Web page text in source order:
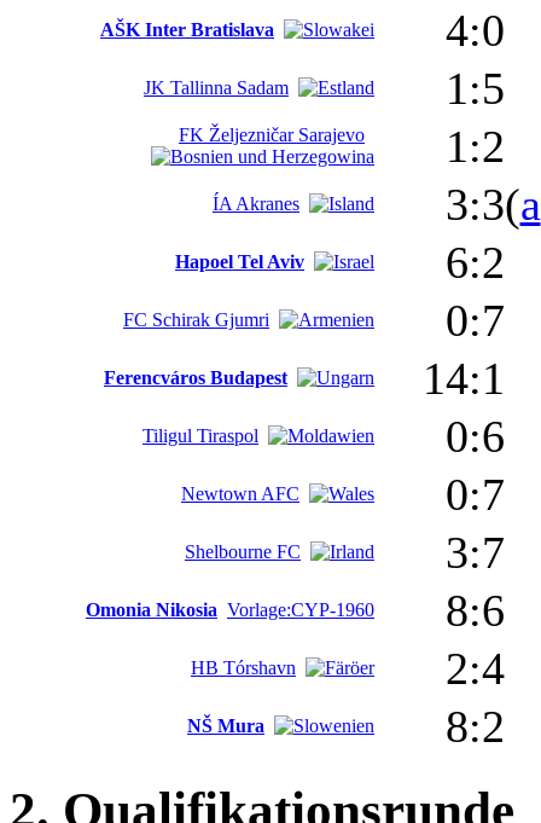
AŠK Inter Bratislava 4:0
JK Tallinna Sadam 1:5
FK Željezničar Sarajevo 1:2
ÍA Akranes 3:3(a
Hapoel Tel Aviv 6:2
FC Schirak Gjumri 0:7
Ferencváros Budapest 14:1
Tiligul Tiraspol 0:6
Newtown AFC 0:7
Shelbourne FC 3:7
Omonia Nikosia Vorlage:CYP-1960 8:6
HB Tórshavn 2:4
NŠ Mura 8:2
2. Qualifikationsrunde